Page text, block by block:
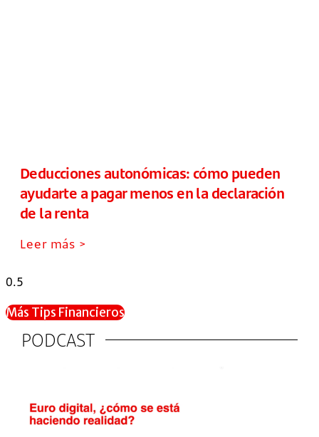
Deducciones autonómicas: cómo pueden
ayudarte a pagar menos en la declaración
de la renta
Leer más >
Más Tips Financieros
PODCAST